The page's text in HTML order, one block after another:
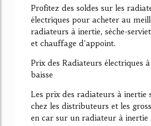
Profitez des soldes sur les
électriques pour acheter au
radiateurs à inertie, sèche-
et chauffage d'appoint.
Prix des Radiateurs électriques
baisse
Les prix des radiateurs à inertie
chez les distributeurs et les
en car sur un radiateur à inertie